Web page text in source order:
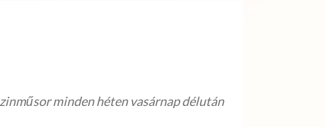
minden héten vasárnap délután